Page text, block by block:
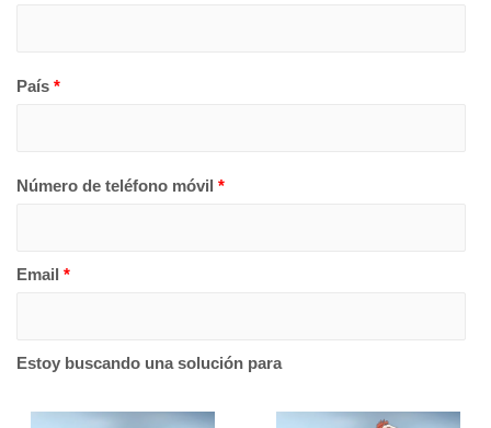
País *
Número de teléfono móvil *
Email *
Estoy buscando una solución para